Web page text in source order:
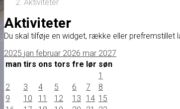
Aktiviteter
Aktiviteter
Du skal tilføje en widget, række eller prefremstillet
2025 jan februar 2026 mar 2027
man tirs ons tors fre lør søn
1
2
3 4 5 6 7
8
9
10 11 12 13 14 15